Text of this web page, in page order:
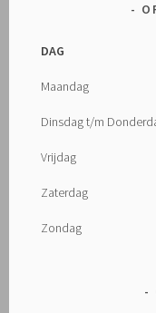
DAG
Maandag
Dinsdag t/m
Vrijdag
Zaterdag
Zondag